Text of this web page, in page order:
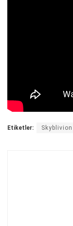
Etiketler: Skyblivion